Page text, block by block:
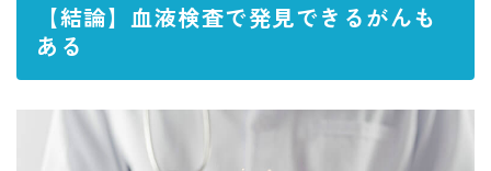
【結論】血液検査で発見できるがんも
ある